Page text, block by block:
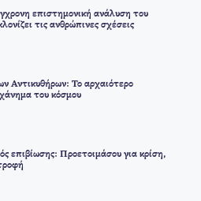
επιστημονική ανάλυση του
τις ανθρώπινες σχέσεις
Αντικυθήρων: Το αρχαιότερο
του κόσμου
επιβίωσης: Προετοιμάσου για κρίση,